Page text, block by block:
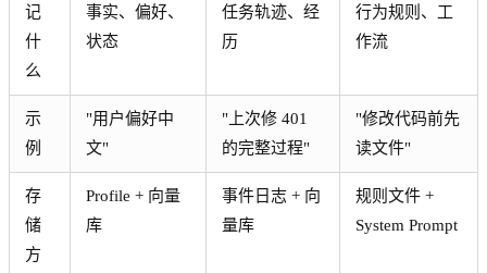
记
什
么
事实、偏好、
状态
任务轨迹、经
历
行为规则、工
作流
示
例
"用户偏好中
文"
"上次修 401
的完整过程"
"修改代码前先
读文件"
存
储
方
Profile + 向量
库
事件日志 + 向
量库
规则文件 +
System Prompt